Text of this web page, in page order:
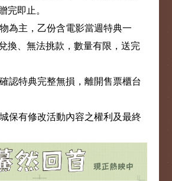
完即止。
為主，乙份含電影當週特典一
換、無法挑款，數量有限，送完
認特典完整無損，離開售票櫃台
保有修改活動內容之權利及最終